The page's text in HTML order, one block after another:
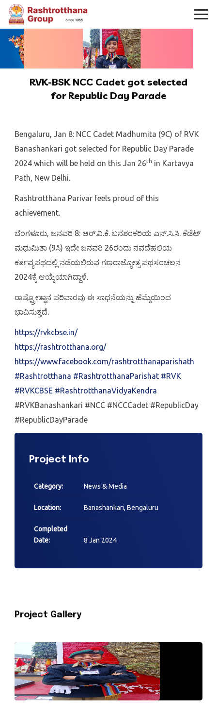
RVK-BSK NCC Cadet got selected
for Republic Day Parade
Bengaluru, Jan 8: NCC Cadet Madhumita (9C) of RVK
Banashankari got selected for Republic Day Parade
2024 which will be held on this Jan 26th in Kartavya
Path, New Delhi.
Rashtrotthana Parivar feels proud of this
achievement.
ಬೆಂಗಳೂರು, ಜನವರಿ 8: ಆರ್.ವಿ.ಕೆ. ಬನಶಂಕರಿಯ ಎನ್.ಸಿ.ಸಿ. ಕೆಡೆಟ್
ಮಧುಮಿತಾ (9ಸಿ) ಇದೇ ಜನವರಿ 26ರಂದು ನವದೆಹಲಿಯ
ಕರ್ತವ್ಯಪಥದಲ್ಲಿ ನಡೆಯಲಿರುವ ಗಣರಾಜ್ಯೋತ್ಸ ಪಥಸಂಚಲನ
2024ಕ್ಕೆ ಆಯ್ಕೆಯಾಗಿದ್ದಾಳೆ.
ರಾಷ್ಟ್ರೋತ್ಥಾನ ಪರಿವಾರವು ಈ ಸಾಧನೆಯನ್ನು ಹೆಮ್ಮೆಯಿಂದ
ಭಾವಿಸುತ್ತದೆ.
https://rvkcbse.in/
https://rashtrotthana.org/
https://www.facebook.com/rashtrotthanaparishath
#Rashtrotthana #RashtrotthanaParishat #RVK
#RVKCBSE #RashtrotthanaVidyaKendra
#RVKBanashankari #NCC #NCCCadet #RepublicDay
#RepublicDayParade
Project Info
Category: News & Media
Location: Banashankari, Bengaluru
Completed
Date:
8 Jan 2024
Project Gallery